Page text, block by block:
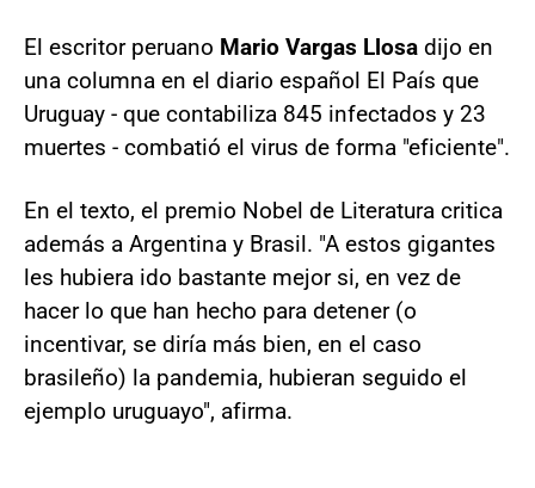
El escritor peruano Mario Vargas Llosa dijo en
una columna en el diario español El País que
Uruguay - que contabiliza 845 infectados y 23
muertes - combatió el virus de forma "eficiente".
En el texto, el premio Nobel de Literatura critica
además a Argentina y Brasil. "A estos gigantes
les hubiera ido bastante mejor si, en vez de
hacer lo que han hecho para detener (o
incentivar, se diría más bien, en el caso
brasileño) la pandemia, hubieran seguido el
ejemplo uruguayo", afirma.